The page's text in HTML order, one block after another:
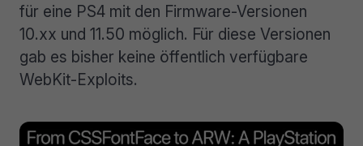
für eine PS4 mit den Firmware-Versionen
10.xx und 11.50 möglich. Für diese Versionen
gab es bisher keine öffentlich verfügbare
WebKit-Exploits.